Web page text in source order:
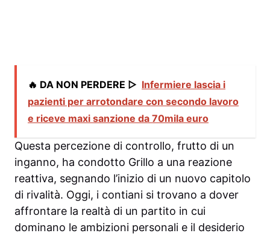
🔥 DA NON PERDERE ▷ Infermiere lascia i
pazienti per arrotondare con secondo lavoro
e riceve maxi sanzione da 70mila euro
Questa percezione di controllo, frutto di un
inganno, ha condotto Grillo a una reazione
reattiva, segnando l’inizio di un nuovo capitolo
di rivalità. Oggi, i contiani si trovano a dover
affrontare la realtà di un partito in cui
dominano le ambizioni personali e il desiderio